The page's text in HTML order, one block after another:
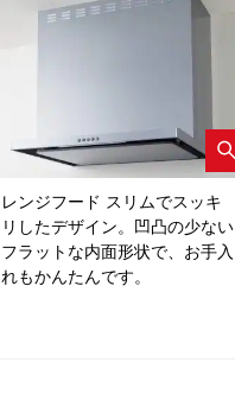
レンジフード スリムでスッキ
リしたデザイン。凹凸の少ない
フラットな内面形状で、お手入
れもかんたんです。